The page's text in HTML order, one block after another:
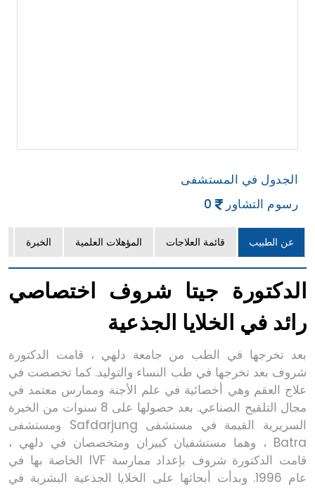
الجدول في المستشفى
رسوم التشاور
عن الطبيب قائمة العلاجات المؤهلات العلمية الخبرة
الدكتورة جيتا شروف اختصاصي
رائد في الخلايا الجذعية
بعد تخرجها في الطب من جامعة دلهي ، قامت الدكتورة
شروف بعد تخرجها في طب النساء والتوليد. كما تخصصت في
علاج العقم وهي أخصائية في علم الأجنة وممارس معتمد في
مجال التلقيح الصناعي. بعد حصولها على 8 سنوات من الخبرة
السريرية القيمة في مستشفى Safdarjung ومستشفى
Batra ، وهما مستشفيان كبيران ومتخصصان في دلهي ،
قامت الدكتورة شروف بإعداد ممارسة IVF الخاصة بها في
عام 1996. وبدأت أبحاثها على الخلايا الجذعية البشرية في